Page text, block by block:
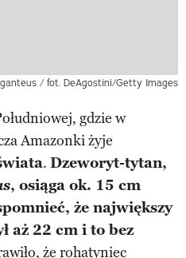
/ fot. DeAgostini/Getty Images
gdzie w
Amazonki żyje
. Dzeworyt-tytan,
, osiąga ok. 15 cm
że największy
aż 22 cm i to bez
że rohatyniec